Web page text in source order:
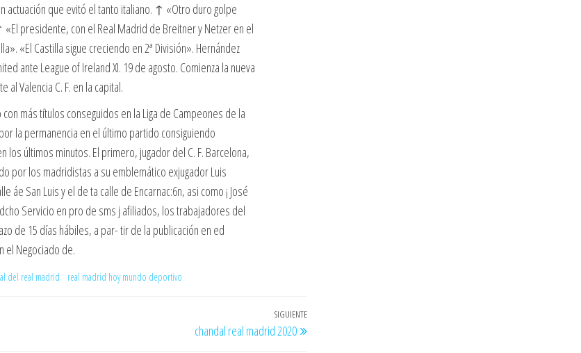
actuación que evitó el tanto italiano. ↑ «Otro duro golpe
presidente, con el Real Madrid de Breitner y Netzer en el
«El Castilla sigue creciendo en 2ª División». Hernández
ante League of Ireland XI. 19 de agosto. Comienza la nueva
Valencia C. F. en la capital.
más títulos conseguidos en la Liga de Campeones de la
la permanencia en el último partido consiguiendo
últimos minutos. El primero, jugador del C. F. Barcelona,
por los madridistas a su emblemático exjugador Luis
San Luis y el de ta calle de Encarnac:6n, asi como ¡ José
Servicio en pro de sms j afiliados, los trabajadores del
de 15 días hábiles, a par- tir de la publicación en ed
el Negociado de.
del real madrid real madrid hoy mundo deportivo
Entrada
siguiente
SIGUIENTE
chandal real madrid 2020